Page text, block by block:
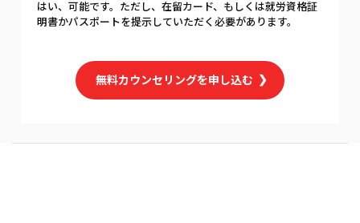
はい、可能です。ただし、在留カード、もしくは就労資格証
明書かパスポートを提示していただく必要があります。
無料カウンセリングを申し込む